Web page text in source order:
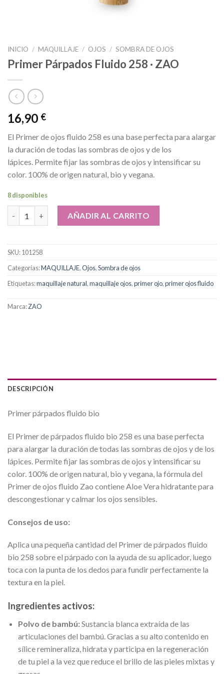
INICIO / MAQUILLAJE / OJOS / SOMBRA DE OJOS
Primer Párpados Fluido 258 · ZAO
16,90 €
El Primer de ojos fluido 258 es una base perfecta para alargar
la duración de todas las sombras de ojos y de los
lápices. Permite fijar las sombras de ojos y intensificar su
color. 100% de origen natural, bio y vegana.
8 disponibles
Primer Párpados Fluido 258 · ZAO cantidad
AÑADIR AL CARRITO
SKU:101258
Categorías:MAQUILLAJE,Ojos,Sombra de ojos
Etiquetas:maquillaje natural,maquillaje ojos,primer ojo,primer ojos fluido
Marca:ZAO
DESCRIPCIÓN
Primer párpados fluido bio
El Primer de párpados fluido bio 258 es una base perfecta
para alargar la duración de todas las sombras de ojos y de los
lápices. Permite fijar las sombras de ojos y intensificar su
color. 100% de origen natural, bio y vegana, la fórmula del
Primer de ojos fluido Zao contiene Aloe Vera hidratante para
descongestionar y calmar los ojos sensibles.
Consejos de uso:
Aplica una pequeña cantidad del Primer de párpados fluido
bio 258 sobre el párpado con la ayuda de su aplicador, luego
toca con la punta de los dedos para fundir perfectamente la
textura en la piel.
Ingredientes activos:
Polvo de bambú:Sustancia blanca extraída de las
articulaciones del bambú. Gracias a su alto contenido en
sílice remineraliza, hidrata y participa en la regeneración
de tu piel a la vez que reduce el brillo de las pieles mixtas y